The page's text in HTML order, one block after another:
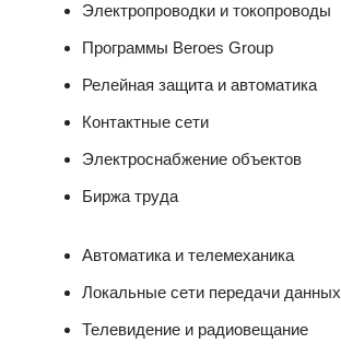
Электропроводки и токопроводы
Программы Beroes Group
Релейная защита и автоматика
Контактные сети
Электроснабжение объектов
Биржа труда
Автоматика и телемеханика
Локальные сети передачи данных
Телевидение и радиовещание